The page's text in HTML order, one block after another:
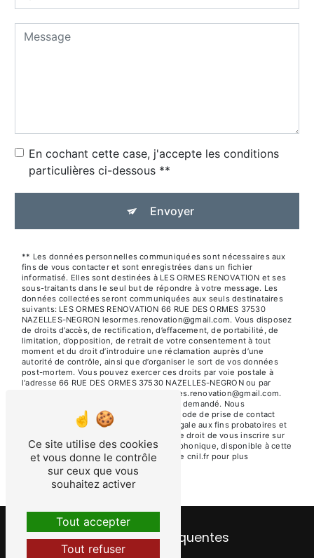
En cochant cette case, j'accepte les conditions
particulières ci-dessous **
Envoyer
** Les données personnelles communiquées sont nécessaires aux
fins de vous contacter et sont enregistrées dans un fichier
informatisé. Elles sont destinées à LES ORMES RENOVATION et ses
sous-traitants dans le seul but de répondre à votre message. Les
données collectées seront communiquées aux seuls destinataires
suivants: LES ORMES RENOVATION 66 RUE DES ORMES 37530
NAZELLES-NEGRON lesormes.renovation@gmail.com. Vous disposez
de droits d’accès, de rectification, d’effacement, de portabilité, de
limitation, d’opposition, de retrait de votre consentement à tout
moment et du droit d’introduire une réclamation auprès d’une
autorité de contrôle, ainsi que d’organiser le sort de vos données
post-mortem. Vous pouvez exercer ces droits par voie postale à
l'adresse 66 RUE DES ORMES 37530 NAZELLES-NEGRON ou par
courrier électronique à l'adresse lesormes.renovation@gmail.com.
Un justificatif d'identité pourra vous être demandé. Nous
conservons vos données pendant la période de prise de contact
puis pendant la durée de prescription légale aux fins probatoires et
de gestion des contentieux. Vous avez le droit de vous inscrire sur
la liste d'opposition au démarchage téléphonique, disponible à cette
adresse: Bloctel.gouv.fr . Consultez le site cnil.fr pour plus
d’informations sur vos droits.
Recherches fréquentes
Ce site utilise des cookies
et vous donne le contrôle
sur ceux que vous
souhaitez activer
Tout accepter
Tout refuser